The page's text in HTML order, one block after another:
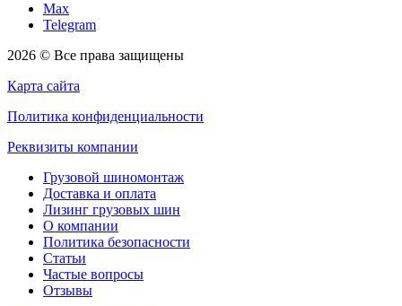
Max
Telegram
2026 © Все права защищены
Карта сайта
Политика конфиденциальности
Реквизиты компании
Грузовой шиномонтаж
Доставка и оплата
Лизинг грузовых шин
О компании
Политика безопасности
Статьи
Частые вопросы
Отзывы